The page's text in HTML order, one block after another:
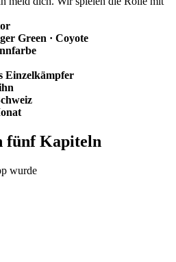
Green · Coyote
Einzelkämpfer
fünf Kapiteln
wurde